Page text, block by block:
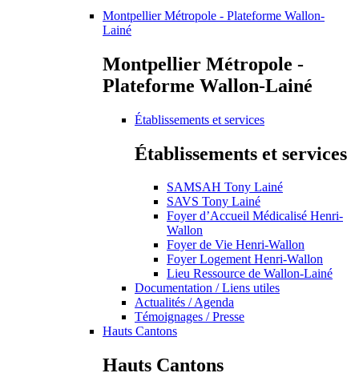
Montpellier Métropole - Plateforme Wallon-
Lainé
Montpellier Métropole -
Plateforme Wallon-Lainé
Établissements et services
Établissements et services
SAMSAH Tony Lainé
SAVS Tony Lainé
Foyer d’Accueil Médicalisé Henri-
Wallon
Foyer de Vie Henri-Wallon
Foyer Logement Henri-Wallon
Lieu Ressource de Wallon-Lainé
Documentation / Liens utiles
Actualités / Agenda
Témoignages / Presse
Hauts Cantons
Hauts Cantons